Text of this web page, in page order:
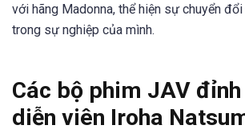
với hãng Madonna, thể hiện sự chuyển
trong sự nghiệp của mình.
Các bộ phim JAV
diễn viên Iroha